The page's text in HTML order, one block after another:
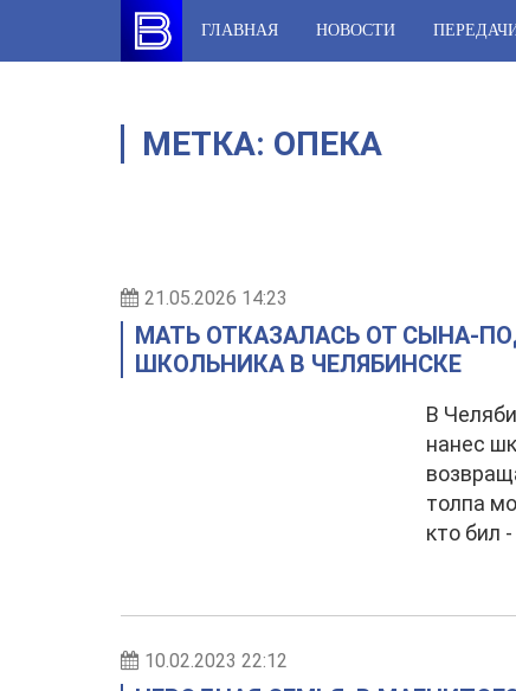
content
ГЛАВНАЯ НОВОСТИ
МЕТКА: ОПЕКА
21.05.2026 14:23
МАТЬ ОТКАЗАЛАСЬ ОТ СЫНА-
ШКОЛЬНИКА В ЧЕЛЯБИНСКЕ
В
нанес
толпа
кто бил
10.02.2023 22:12